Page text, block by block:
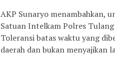
AKP Sunaryo menambahkan,
Satuan Intelkam Polres
Toleransi batas waktu yang
daerah dan bukan menyajikan